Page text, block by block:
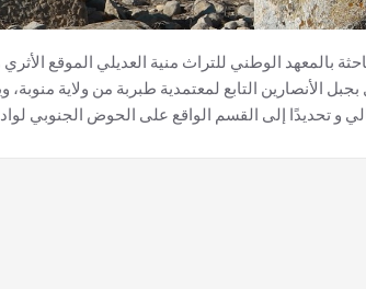
الأنصارين التابع لمعتمدية طبربة من ولاية منوبة،